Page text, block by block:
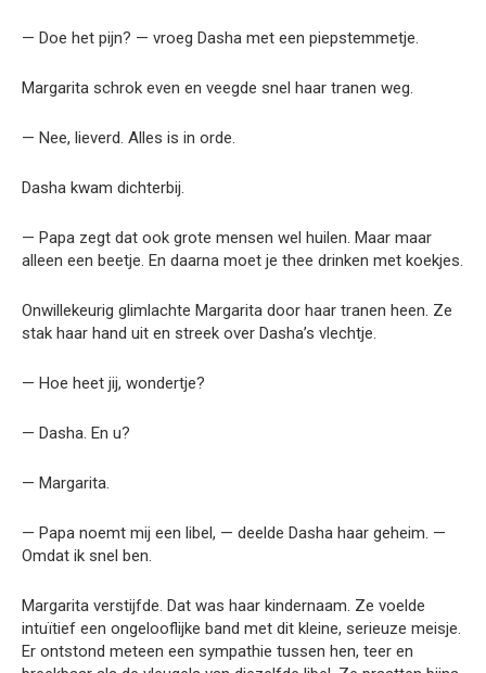
— Doe het pijn? — vroeg Dasha met een piepstemmetje.
Margarita schrok even en veegde snel haar tranen weg.
— Nee, lieverd. Alles is in orde.
Dasha kwam dichterbij.
— Papa zegt dat ook grote mensen wel huilen. Maar maar
alleen een beetje. En daarna moet je thee drinken met koekjes.
Onwillekeurig glimlachte Margarita door haar tranen heen. Ze
stak haar hand uit en streek over Dasha’s vlechtje.
— Hoe heet jij, wondertje?
— Dasha. En u?
— Margarita.
— Papa noemt mij een libel, — deelde Dasha haar geheim. —
Omdat ik snel ben.
Margarita verstijfde. Dat was haar kindernaam. Ze voelde
intuïtief een ongelooflijke band met dit kleine, serieuze meisje.
Er ontstond meteen een sympathie tussen hen, teer en